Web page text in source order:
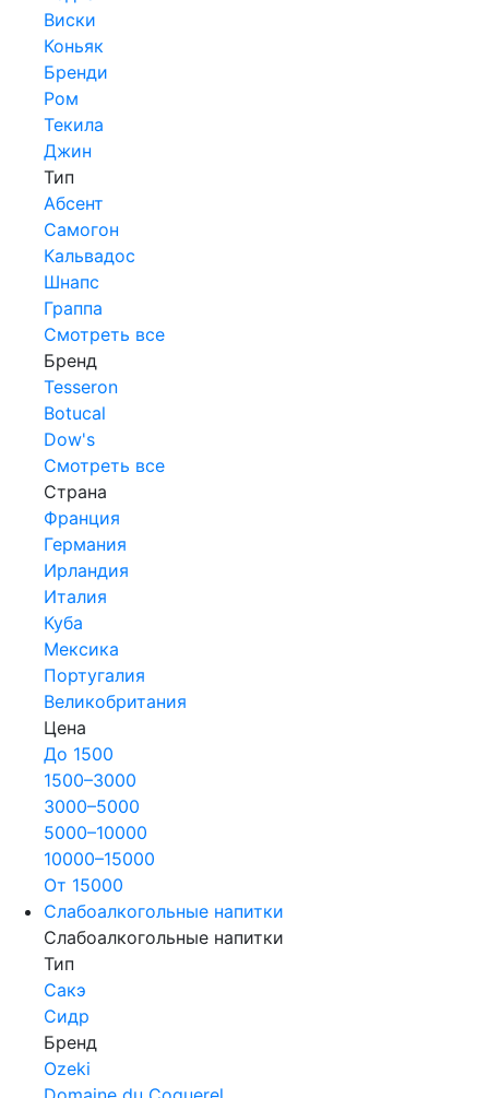
Виски
Коньяк
Бренди
Ром
Текила
Джин
Тип
Абсент
Самогон
Кальвадос
Шнапс
Граппа
Смотреть все
Бренд
Tesseron
Botucal
Dow's
Смотреть все
Страна
Франция
Германия
Ирландия
Италия
Куба
Мексика
Португалия
Великобритания
Цена
До 1500
1500–3000
3000–5000
5000–10000
10000–15000
От 15000
Слабоалкогольные напитки
Слабоалкогольные напитки
Тип
Сакэ
Сидр
Бренд
Ozeki